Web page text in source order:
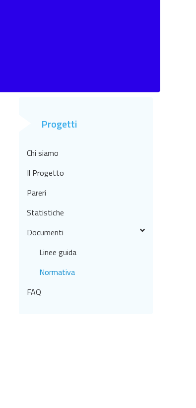
Progetti
Chi siamo
Il Progetto
Pareri
Statistiche
Documenti
Linee guida
Normativa
FAQ